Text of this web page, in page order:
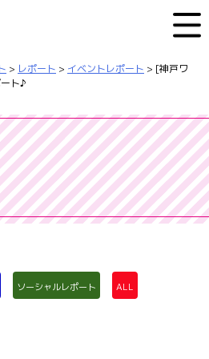
> レポート > イベントレポート > [神戸ワ
ト♪
ソーシャルレポート ALL